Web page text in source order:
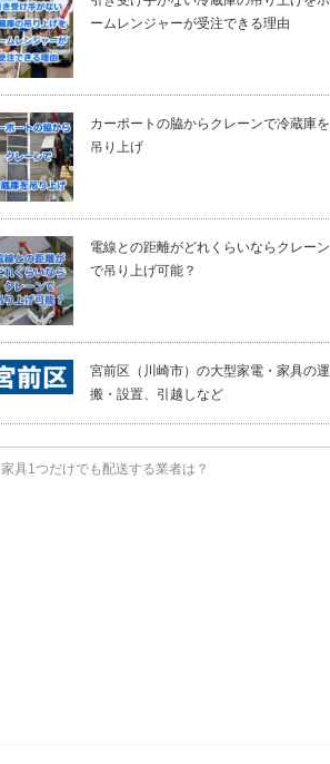
ームレンジャーが受注できる理由
カーポートの脇からクレーンで冷蔵庫を
吊り上げ
電線との距離がどれくらいならクレーン
で吊り上げ可能？
宮前区（川崎市）の大型家電・家具の運
搬・設置、引越しなど
家具1つだけでも配送する業者は？